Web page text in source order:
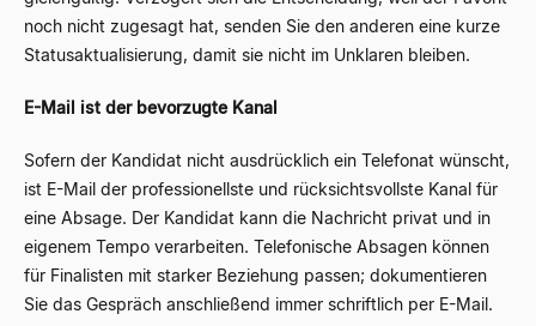
noch nicht zugesagt hat, senden Sie den anderen eine kurze
Statusaktualisierung, damit sie nicht im Unklaren bleiben.
E-Mail ist der bevorzugte Kanal
Sofern der Kandidat nicht ausdrücklich ein Telefonat wünscht,
ist E-Mail der professionellste und rücksichtsvollste Kanal für
eine Absage. Der Kandidat kann die Nachricht privat und in
eigenem Tempo verarbeiten. Telefonische Absagen können
für Finalisten mit starker Beziehung passen; dokumentieren
Sie das Gespräch anschließend immer schriftlich per E-Mail.